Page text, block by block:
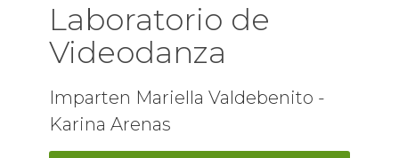
Laboratorio de
Videodanza
Imparten Mariella Valdebenito -
Karina Arenas